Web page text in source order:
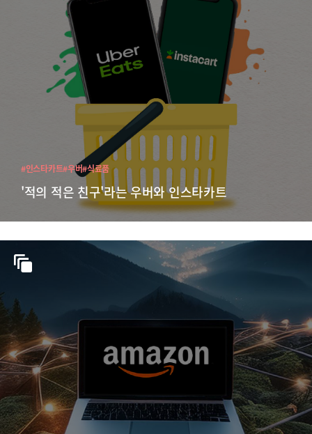
'적의 적은 친구'라는 우버와 인스타카트
#인스타카트#우버#식료품